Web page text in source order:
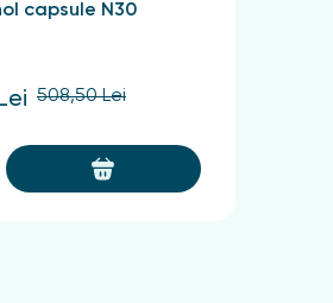
capsule N30
508,50 Lei